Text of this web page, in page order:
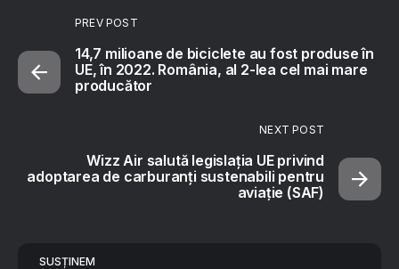
PREV POST
14,7 milioane de biciclete au fost produse în
UE, în 2022. România, al 2-lea cel mai mare
producător
NEXT POST
Wizz Air salută legislația UE privind
adoptarea de carburanți sustenabili pentru
aviație (SAF)
SUSȚINEM